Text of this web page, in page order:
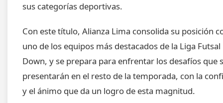
sus categorías deportivas.
Con este título, Alianza Lima consolida su posición
uno de los equipos más destacados de la Liga Futsal
Down, y se prepara para enfrentar los desafíos que
presentarán en el resto de la temporada, con la
y el ánimo que da un logro de esta magnitud.